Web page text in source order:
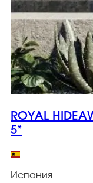
ROYAL
5*
Испания